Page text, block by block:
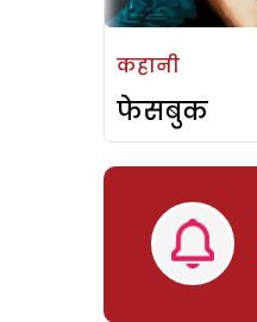
कहानी
फेसबुक